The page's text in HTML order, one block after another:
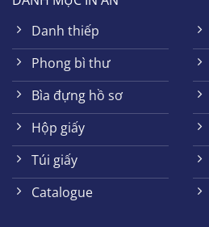
Danh thiếp
Phong bì thư
Bìa đựng hồ sơ
Hộp giấy
Túi giấy
Catalogue